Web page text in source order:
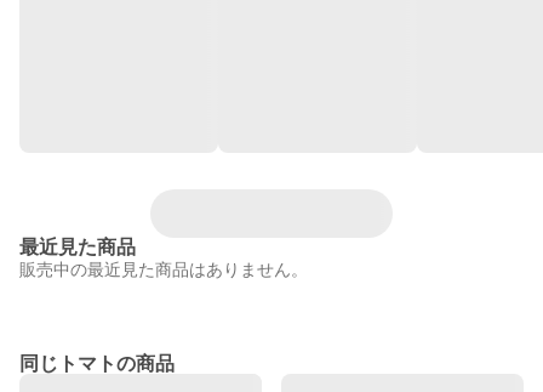
最近見た商品
販売中の最近見た商品はありません。
同じトマトの商品